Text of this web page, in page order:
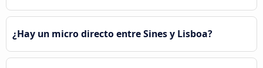
¿Hay un micro directo entre Sines y Lisboa?